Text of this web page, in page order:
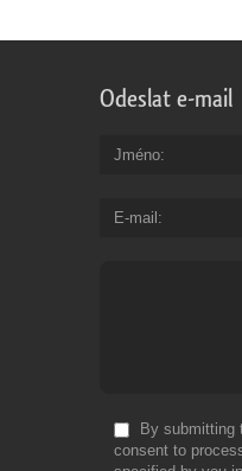
Odeslat e-mail
Jméno
E-mail
By submitting
consent to